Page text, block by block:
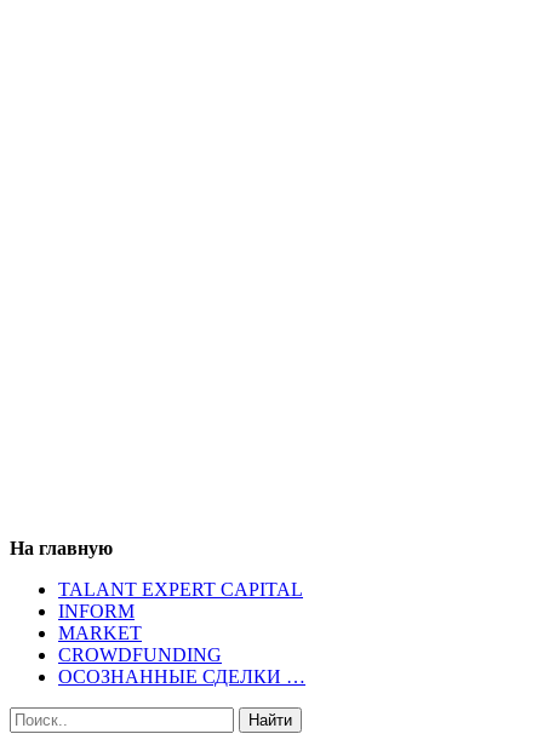
На главную
TALANT EXPERT CAPITAL
INFORM
MARKET
CROWDFUNDING
ОСОЗНАННЫЕ СДЕЛКИ …